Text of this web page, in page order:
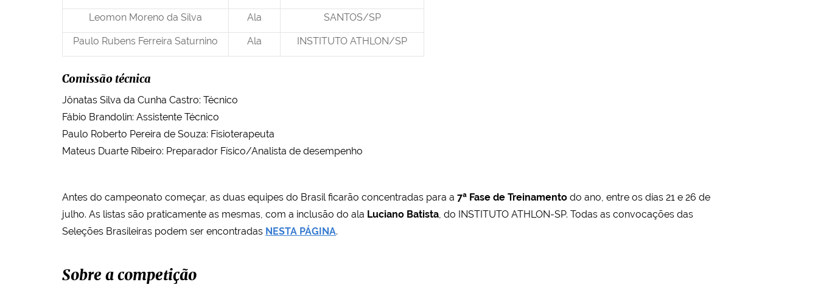
Leomon Moreno da Silva Ala SANTOS/SP
Paulo Rubens Ferreira Saturnino Ala INSTITUTO ATHLON/SP
Comissão técnica
Jônatas Silva da Cunha Castro: Técnico
Fábio Brandolin: Assistente Técnico
Paulo Roberto Pereira de Souza: Fisioterapeuta
Mateus Duarte Ribeiro: Preparador Físico/Analista de desempenho
Antes do campeonato começar, as duas equipes do Brasil ficarão concentradas para a 7ª Fase de Treinamento do ano, entre os dias 21 e 26 de
julho. As listas são praticamente as mesmas, com a inclusão do ala Luciano Batista, do INSTITUTO ATHLON-SP. Todas as convocações das
Seleções Brasileiras podem ser encontradas NESTA PÁGINA.
Sobre a competição